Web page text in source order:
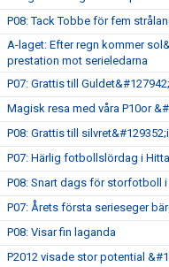
P08: Tack Tobbe för fem
A-laget: Efter regn kommer
prestation mot serieledarna
P07: Grattis till
Magisk resa med våra P10or
P08: Grattis till
P07: Härlig fotbollslördag i
P08: Snart dags för storfotboll
P07: Årets första serieseger
P08: Visar fin laganda
P2012 visade stor potential